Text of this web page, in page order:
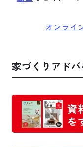
オンライ
家づくりアド
資
を